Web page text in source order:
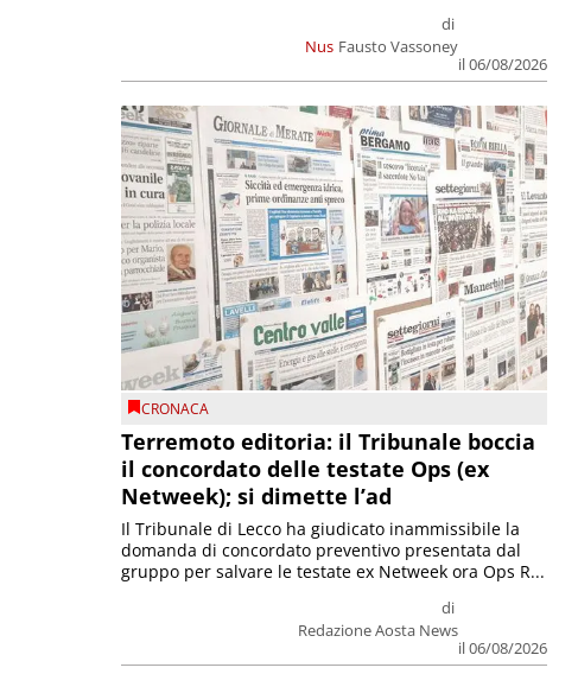
Nus
di
Fausto Vassoney
il 06/08/2026
CRONACA
Terremoto editoria: il Tribunale boccia
il concordato delle testate Ops (ex
Netweek); si dimette l’ad
di
Redazione Aosta News
il 06/08/2026
Il Tribunale di Lecco ha giudicato inammissibile la
domanda di concordato preventivo presentata dal
gruppo per salvare le testate ex Netweek ora Ops R...